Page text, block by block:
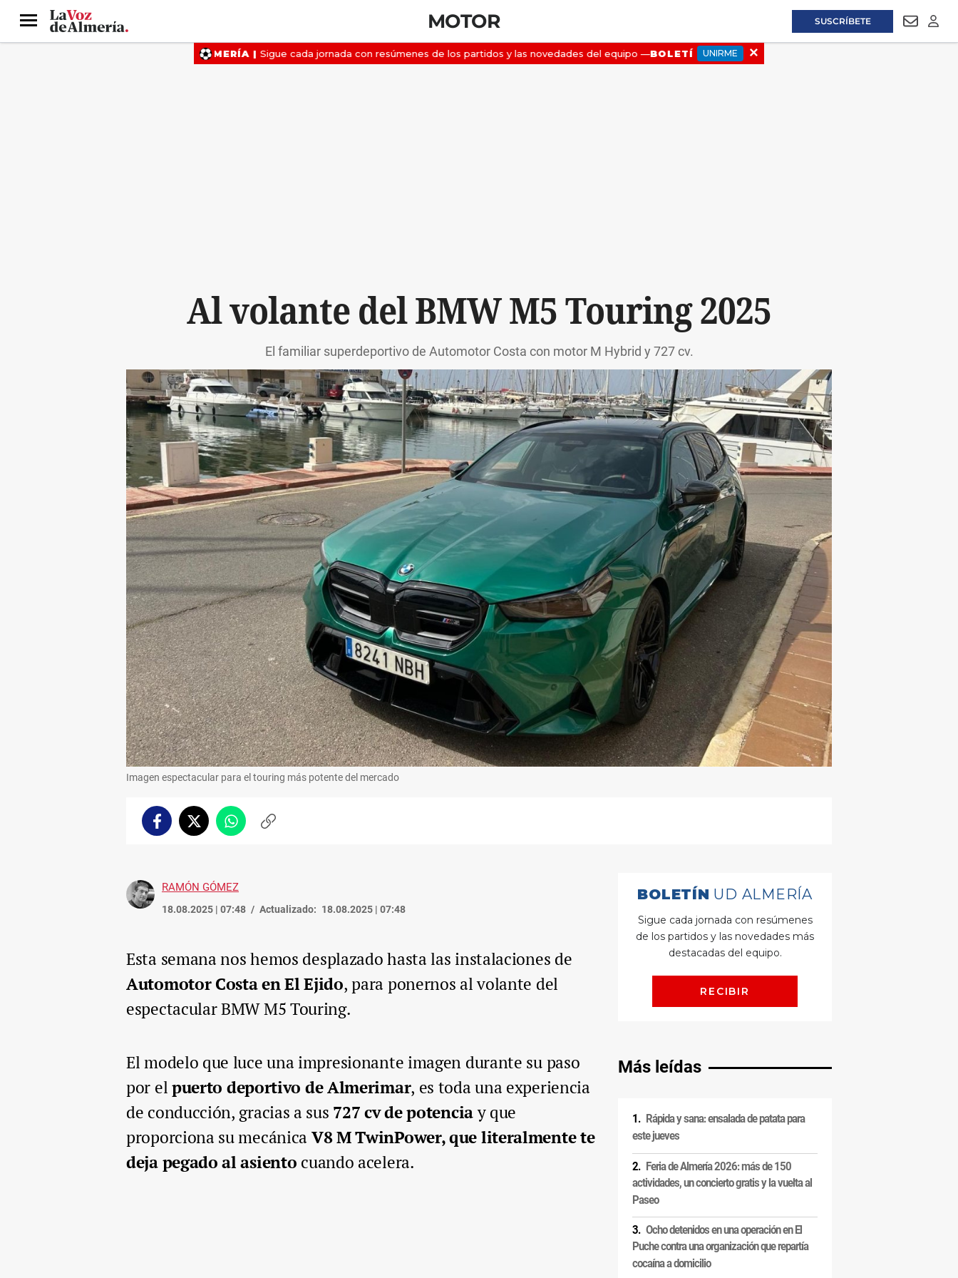
SUSCRÍBETE
Menú MOTOR
Al volante del BMW M5 Touring 2025
El familiar superdeportivo de Automotor Costa con motor M Hybrid y 727 cv.
Imagen espectacular para el touring más potente del mercado
FacebookTwitterWhatsappCopiar
RAMÓN GÓMEZ
18.08.2025 | 07:48 Actualizado: 18.08.2025 | 07:48
Esta semana nos hemos desplazado hasta las instalaciones de
Automotor Costa en El Ejido, para ponernos al volante del
espectacular BMW M5 Touring.
El modelo que luce una impresionante imagen durante su paso
por elpuerto deportivo de Almerimar, es toda una experiencia
de conducción, gracias a sus 727 cv de potenciay que
proporciona su mecánica V8 M TwinPower, que literalmente te
deja pegado al asiento cuando acelera.
Más leídas
Rápida y sana: ensalada de patata para
este jueves
Feria de Almería 2026: más de 150
actividades, un concierto gratis y la vuelta al
Paseo
Ocho detenidos en una operación en El
Puche contra una organización que repartía
cocaína a domicilio